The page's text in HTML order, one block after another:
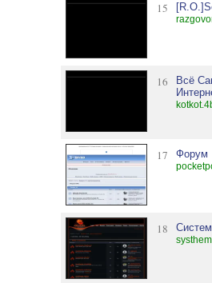
15
16
Всё
17 Форум
18